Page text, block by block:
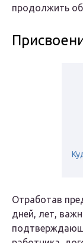
продолжить
Отработав
дней, лет,